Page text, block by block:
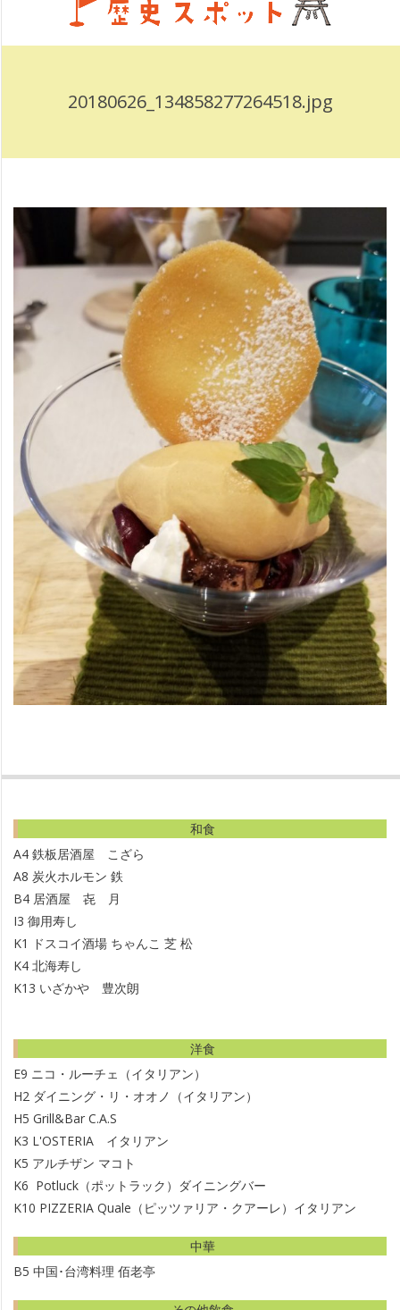
20180626_134858277264518.jpg
2
0
8
0
6
_
1
8
5
8
2
7
2
4
5
1
8
.
j
g
06-
和食
A4 鉄板居酒屋 こざら
A8 炭火ホルモン 鉄
B4 居酒屋 㐂 月
I3 御用寿し
K1
ドスコイ酒場 ちゃんこ 芝 松
K4 北海寿し
K13 いざかや 豊次朗
洋食
E9 ニコ・ルーチェ（イタリアン）
H2 ダイニング・リ・オオノ（イタリアン）
H5 Grill&Bar C.A.S
K3 L'OSTERIA イタリアン
K5 アルチザン マコト
K6 Potluck（ポットラック）ダイニングバー
K10 PIZZERIA Quale（ピッツァリア・クアーレ）イタリアン
中華
B5 中国･台湾料理 佰老亭